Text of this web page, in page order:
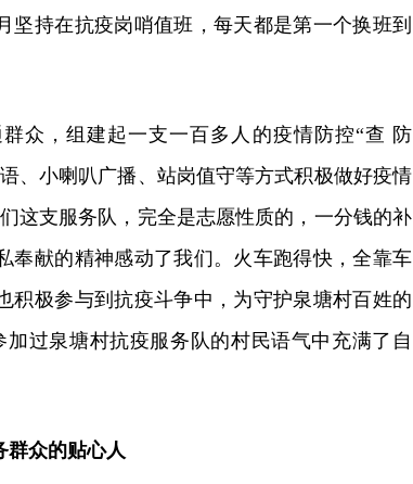
坚持在抗疫岗哨值班，每天都是第一个换班到
众，组建起一支一百多人的疫情防控“查 防
、小喇叭广播、站岗值守等方式积极做好疫情
这支服务队，完全是志愿性质的，一分钱的补
奉献的精神感动了我们。火车跑得快，全靠车
积极参与到抗疫斗争中，为守护泉塘村百姓的
过泉塘村抗疫服务队的村民语气中充满了自
群众的贴心人